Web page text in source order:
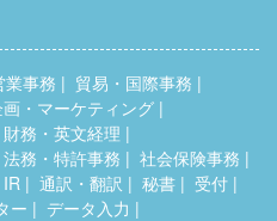
業事務
貿易・国際事務
・マーケティング
務・英文経理
務・特許事務
社会保険事務
通訳・翻訳 秘書
受付
ー
データ入力